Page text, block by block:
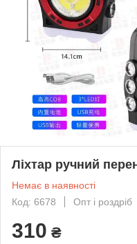
Ліхтар ручний
Немає в наявності
Код: 6678
Опт і роздріб
310 ₴